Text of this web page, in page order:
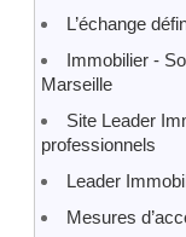
L’échange
Immobilier -
Marseille
Site Leader
professionnels
Leader
Mesures